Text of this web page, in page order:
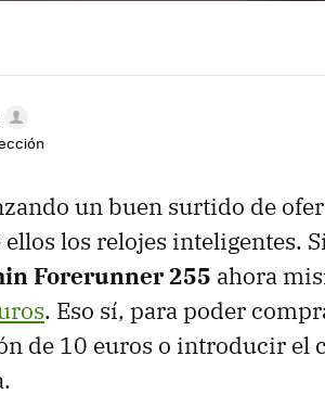
un buen surtido de
los relojes inteligentes.
Forerunner 255 ahora
. Eso sí, para poder
de 10 euros o introducir el